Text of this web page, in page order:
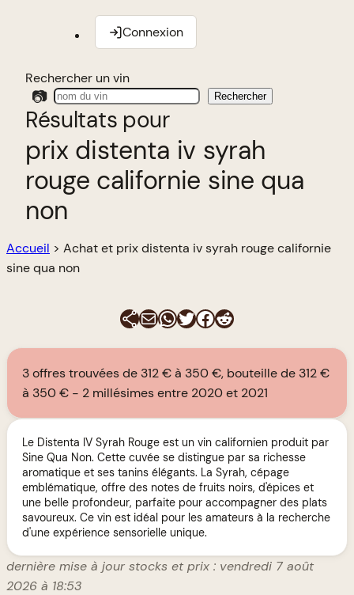
Connexion
Rechercher un vin
📷 Rechercher
Résultats pour
prix distenta iv syrah
rouge californie sine qua
non
Accueil > Achat et prix distenta iv syrah rouge californie
sine qua non
E-mailWhatsApp
Twitter
Facebook
Reddit
3 offres trouvées de 312 € à 350 €, bouteille de 312 €
à 350 €
2 millésimes entre 2020 et 2021
Le Distenta IV Syrah Rouge est un vin californien produit par
Sine Qua Non. Cette cuvée se distingue par sa richesse
aromatique et ses tanins élégants. La Syrah, cépage
emblématique, offre des notes de fruits noirs, d'épices et
une belle profondeur, parfaite pour accompagner des plats
savoureux. Ce vin est idéal pour les amateurs à la recherche
d'une expérience sensorielle unique.
dernière mise à jour stocks et prix : vendredi 7 août
2026 à 18:53